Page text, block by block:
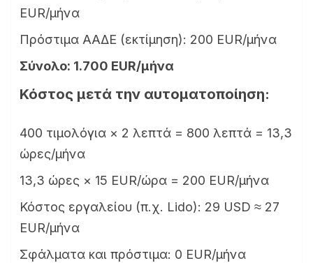
EUR/μήνα
Πρόστιμα ΑΑΔΕ (εκτίμηση): 200 EUR/μήνα
Σύνολο: 1.700 EUR/μήνα
Κόστος μετά την αυτοματοποίηση:
400 τιμολόγια × 2 λεπτά = 800 λεπτά = 13,3
ώρες/μήνα
13,3 ώρες × 15 EUR/ώρα = 200 EUR/μήνα
Κόστος εργαλείου (π.χ. Lido): 29 USD ≈ 27
EUR/μήνα
Σφάλματα και πρόστιμα: 0 EUR/μήνα